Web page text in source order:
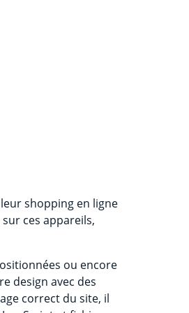
shopping en ligne
ces appareils,
ou encore
design avec des
correct du site, il